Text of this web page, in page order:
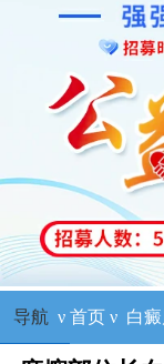
导航 ν 首页ν 白